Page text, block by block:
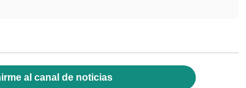
al canal de noticias